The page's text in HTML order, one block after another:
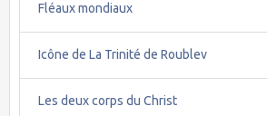
Fléaux mondiaux
Icône de La Trinité de Roublev
Les deux corps du Christ